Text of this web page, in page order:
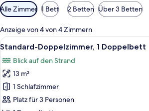
Verfügbare
Filter
für
Zimmer
Alle Zimmer 1 Bett 2 Betten Über 3 Betten
Anzeige von 4 von 4 Zimmern
Alle
Fotos
für
Standard-
Doppelzimmer,
1
Ein
6
Standard-Doppelzimmer, 1 Doppelbett
Blick auf den Strand
13 m²
1 Schlafzimmer
Platz für 3 Personen